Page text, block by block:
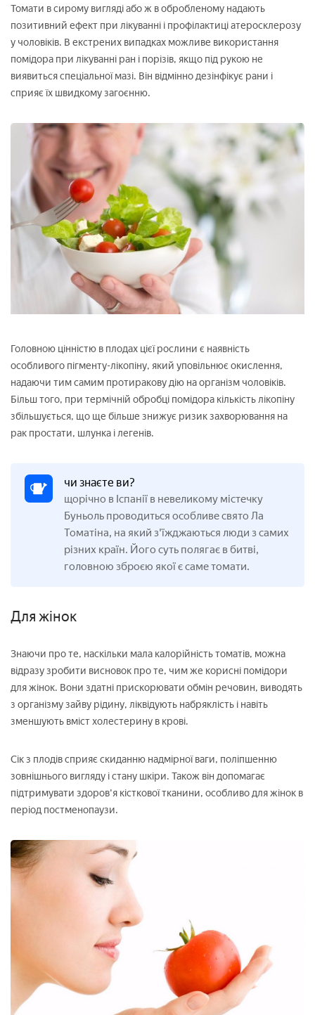
Томати в сирому вигляді або ж в обробленому надають
позитивний ефект при лікуванні і профілактиці атеросклерозу
у чоловіків. В екстрених випадках можливе використання
помідора при лікуванні ран і порізів, якщо під рукою не
виявиться спеціальної мазі. Він відмінно дезінфікує рани і
сприяє їх швидкому загоєнню.
Головною цінністю в плодах цієї рослини є наявність
особливого пігменту-лікопіну, який уповільнює окислення,
надаючи тим самим протиракову дію на організм чоловіків.
Більш того, при термічній обробці помідора кількість лікопіну
збільшується, що ще більше знижує ризик захворювання на
рак простати, шлунка і легенів.
чи знаєте ви?
щорічно в Іспанії в невеликому містечку
Буньоль проводиться особливе свято Ла
Томатіна, на який з'їжджаються люди з самих
різних країн. Його суть полягає в битві,
головною зброєю якої є саме томати.
Для жінок
Знаючи про те, наскільки мала калорійність томатів, можна
відразу зробити висновок про те, чим же корисні помідори
для жінок. Вони здатні прискорювати обмін речовин, виводять
з організму зайву рідину, ліквідують набряклість і навіть
зменшують вміст холестерину в крові.
Сік з плодів сприяє скиданню надмірної ваги, поліпшенню
зовнішнього вигляду і стану шкіри. Також він допомагає
підтримувати здоров'я кісткової тканини, особливо для жінок в
період постменопаузи.